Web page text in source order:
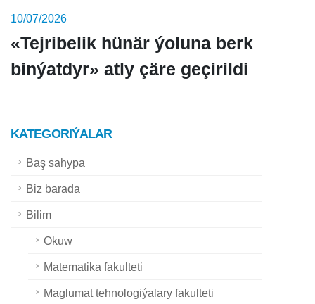
10/07/2026
«Tejribelik hünär ýoluna berk
binýatdyr» atly çäre geçirildi
KATEGORIÝALAR
Baş sahypa
Biz barada
Bilim
Okuw
Matematika fakulteti
Maglumat tehnologiýalary fakulteti